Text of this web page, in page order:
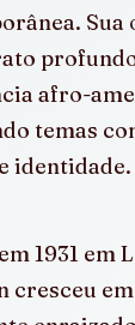
Sua
afro-
temas
identidade.
1931 em
cresceu